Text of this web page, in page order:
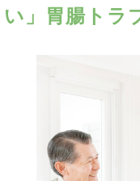
い」胃腸トラ